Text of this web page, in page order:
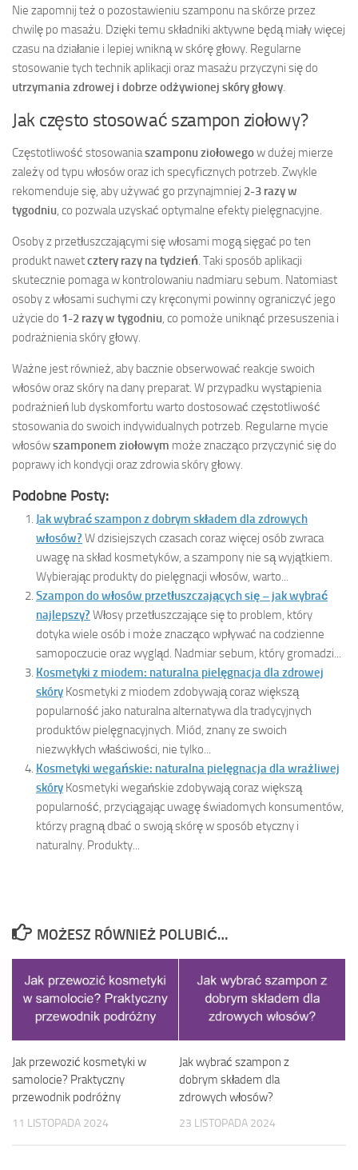
Nie zapomnij też o pozostawieniu szamponu na skórze przez
chwilę po masażu. Dzięki temu składniki aktywne będą miały więcej
czasu na działanie i lepiej wnikną w skórę głowy. Regularne
stosowanie tych technik aplikacji oraz masażu przyczyni się do
utrzymania zdrowej i dobrze odżywionej skóry głowy.
Jak często stosować szampon ziołowy?
Częstotliwość stosowaniaszamponu ziołowegow dużej mierze
zależy od typu włosów oraz ich specyficznych potrzeb. Zwykle
rekomenduje się, aby używać go przynajmniej 2-3 razy w
tygodniu, co pozwala uzyskać optymalne efekty pielęgnacyjne.
Osoby z przetłuszczającymi się włosami mogą sięgać po ten
produkt nawetcztery razy na tydzień. Taki sposób aplikacji
skutecznie pomaga w kontrolowaniu nadmiaru sebum. Natomiast
osoby z włosami suchymi czy kręconymi powinny ograniczyć jego
użycie do 1-2 razy w tygodniu, co pomoże uniknąć przesuszenia i
podrażnienia skóry głowy.
Ważne jest również, aby bacznie obserwować reakcje swoich
włosów oraz skóry na dany preparat. W przypadku wystąpienia
podrażnień lub dyskomfortu warto dostosować częstotliwość
stosowania do swoich indywidualnych potrzeb. Regularne mycie
włosówszamponem ziołowym może znacząco przyczynić się do
poprawy ich kondycji oraz zdrowia skóry głowy.
Podobne Posty:
Jak wybrać szampon z dobrym składem dla zdrowych
włosów? W dzisiejszych czasach coraz więcej osób zwraca
uwagę na skład kosmetyków, a szampony nie są wyjątkiem.
Wybierając produkty do pielęgnacji włosów, warto...
Szampon do włosów przetłuszczających się – jak wybrać
najlepszy? Włosy przetłuszczające się to problem, który
dotyka wiele osób i może znacząco wpływać na codzienne
samopoczucie oraz wygląd. Nadmiar sebum, który gromadzi...
Kosmetyki z miodem: naturalna pielęgnacja dla zdrowej
skóry Kosmetyki z miodem zdobywają coraz większą
popularność jako naturalna alternatywa dla tradycyjnych
produktów pielęgnacyjnych. Miód, znany ze swoich
niezwykłych właściwości, nie tylko...
Kosmetyki wegańskie: naturalna pielęgnacja dla wrażliwej
skóry Kosmetyki wegańskie zdobywają coraz większą
popularność, przyciągając uwagę świadomych konsumentów,
którzy pragną dbać o swoją skórę w sposób etyczny i
naturalny. Produkty...
MOŻESZ RÓWNIEŻ POLUBIĆ…
Jak przewozić kosmetyki w
samolocie? Praktyczny
przewodnik podróżny
11 LISTOPADA 2024
Jak wybrać szampon z
dobrym składem dla
zdrowych włosów?
23 LISTOPADA 2024